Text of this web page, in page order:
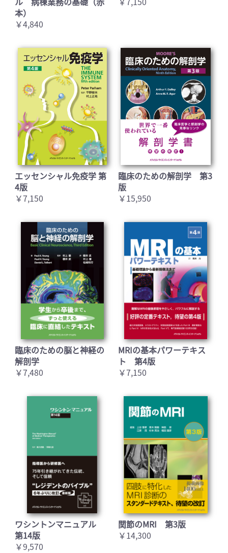
お買い物を続ける カートへ進む
本）
￥4,840
エッセンシャル免疫学 第
4版
￥7,150
臨床のための解剖学 第3
版
￥15,950
臨床のための脳と神経の
解剖学
￥7,480
MRIの基本パワーテキス
ト 第4版
￥7,150
ワシントンマニュアル
第14版
￥9,570
関節のMRI 第3版
￥14,300